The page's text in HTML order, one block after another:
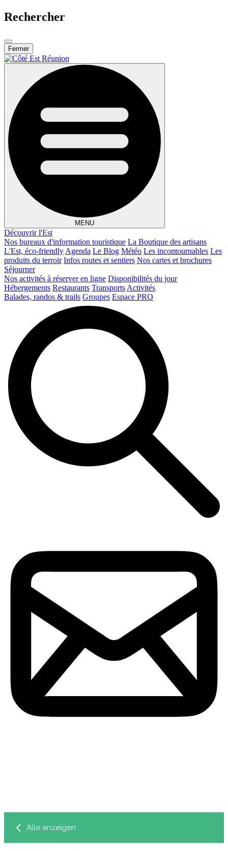
Rechercher
Fermer
MENU
Découvrir l'Est
Nos bureaux d'information touristique La Boutique des artisans
L'Est, éco-friendly Agenda Le Blog Météo Les incontournables Les
produits du terroir Infos routes et sentiers Nos cartes et brochures
Séjourner
Nos activités à réserver en ligne Disponibilités du jour
Hébergements Restaurants Transports Activités
Balades, randos & trails Groupes Espace PRO
Alle anzeigen